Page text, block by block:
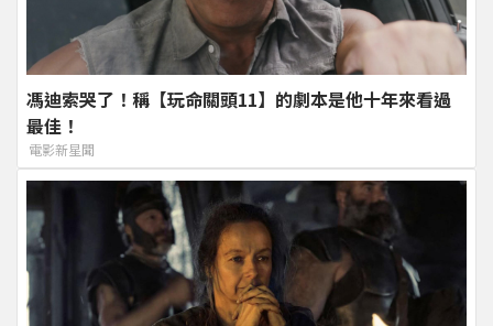
馮迪索哭了！稱【玩命關頭11】的劇本是他十年來看過
最佳！
電影新星聞